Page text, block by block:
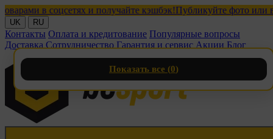
в соцсетях и получайте кэшбэк!Публикуйте фото или
UK RU
Контакты Оплата и кредитование Популярные вопросы
Доставка Сотрудничество Гарантия и сервис Акции Блог
Показать все (0)